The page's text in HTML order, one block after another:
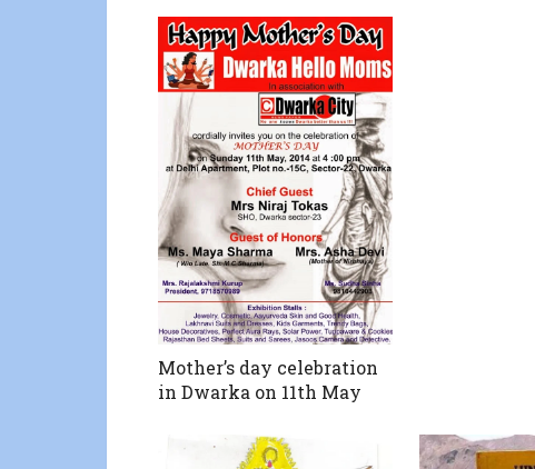
Mother’s day celebration
in Dwarka on 11th May